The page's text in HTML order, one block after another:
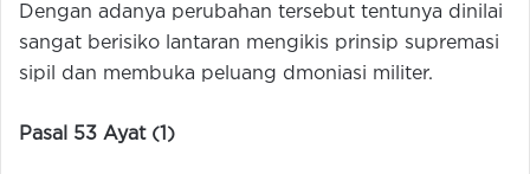
Dengan adanya perubahan tersebut tentunya dinilai
sangat berisiko lantaran mengikis prinsip supremasi
sipil dan membuka peluang dmoniasi militer.
Pasal 53 Ayat (1)